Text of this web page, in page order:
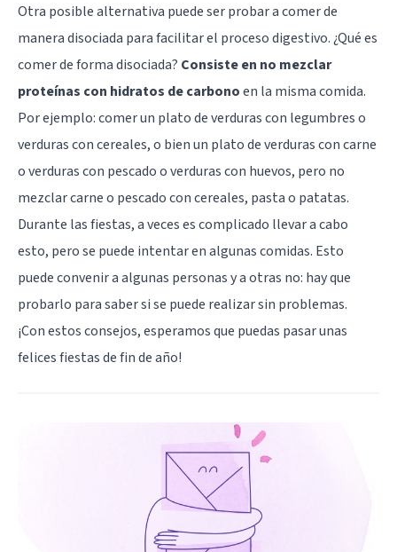
Otra posible alternativa puede ser probar a comer de
manera disociada para facilitar el proceso digestivo. ¿Qué es
comer de forma disociada? Consiste en no mezclar
proteínas con hidratos de carbonoen la misma comida.
Por ejemplo: comer un plato de verduras con legumbres o
verduras con cereales, o bien un plato de verduras con carne
o verduras con pescado o verduras con huevos, pero no
mezclar carne o pescado con cereales, pasta o patatas.
Durante las fiestas, a veces es complicado llevar a cabo
esto, pero se puede intentar en algunas comidas. Esto
puede convenir a algunas personas y a otras no: hay que
probarlo para saber si se puede realizar sin problemas.
¡Con estos consejos, esperamos que puedas pasar unas
felices fiestas de fin de año!